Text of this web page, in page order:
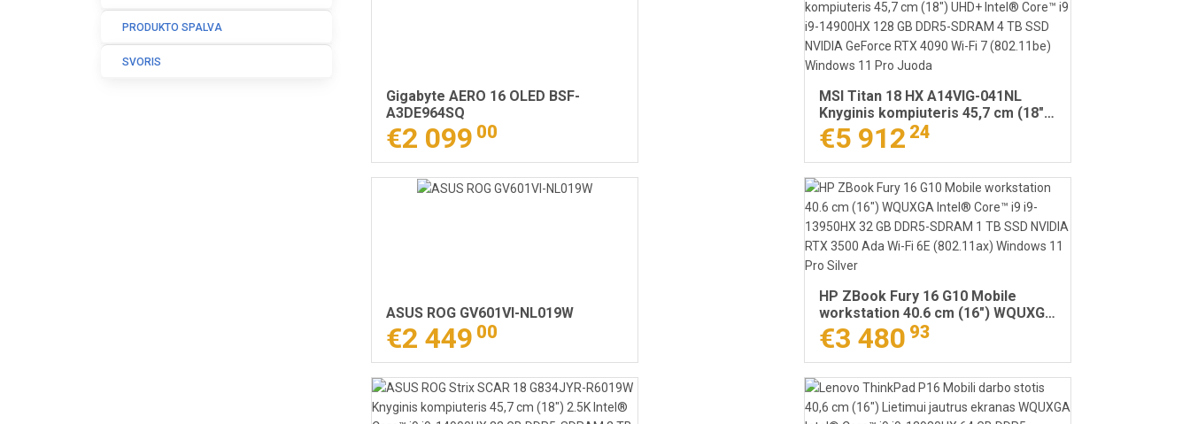
PRODUKTO SPALVA
SVORIS
Gigabyte AERO 16 OLED BSF-
A3DE964SQ
€2 099 00
MSI Titan 18 HX A14VIG-041NL
Knyginis kompiuteris 45,7 cm (18")
UHD+ Intel® Core™ i9 i9-14900HX
128 GB DDR5-SDRAM 4 TB SSD
NVIDIA GeForce RTX 4090 Wi-Fi 7
(802.11be) Windows 11 Pro Juoda
€5 912 24
ASUS ROG GV601VI-NL019W
€2 449 00
HP ZBook Fury 16 G10 Mobile
workstation 40.6 cm (16") WQUXGA
Intel® Core™ i9 i9-13950HX 32 GB
DDR5-SDRAM 1 TB SSD NVIDIA RTX
3500 Ada Wi-Fi 6E (802.11ax)
Windows 11 Pro Silver
€3 480 93